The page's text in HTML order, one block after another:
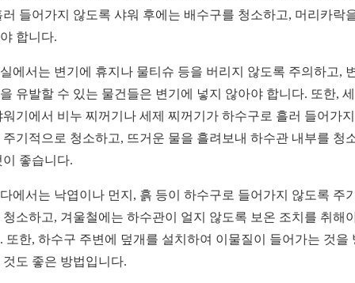
러 들어가지 않도록 샤워 후에는 배수구를 청소하고, 머리카락
합니다.
에서는 변기에 휴지나 물티슈 등을 버리지 않도록 주의하고,
유발할 수 있는 물건들은 변기에 넣지 않아야 합니다. 또한,
워기에서 비누 찌꺼기나 세제 찌꺼기가 하수구로 흘러 들어가
주기적으로 청소하고, 뜨거운 물을 흘려보내 하수관 내부를 청
이 좋습니다.
에서는 낙엽이나 먼지, 흙 등이 하수구로 들어가지 않도록 주
청소하고, 겨울철에는 하수관이 얼지 않도록 보온 조치를 취해
또한, 하수구 주변에 덮개를 설치하여 이물질이 들어가는 것을
것도 좋은 방법입니다.